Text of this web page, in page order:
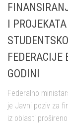
I
FEDERACIJE
GODINI
Federalno
je Javni poziv za
iz oblasti